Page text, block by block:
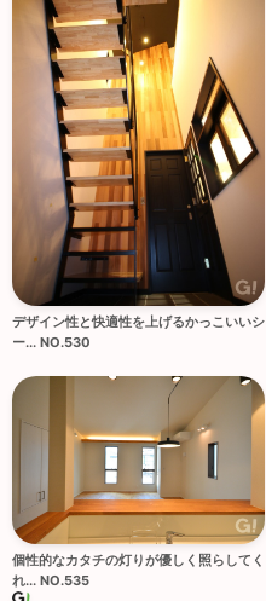
デザイン性と快適性を上げるかっこいいシ
ー... NO.530
個性的なカタチの灯りが優しく照らしてく
れ... NO.535